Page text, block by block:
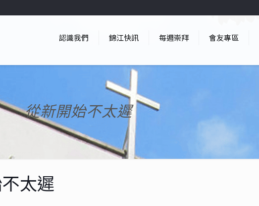
認識我們 錦江快訊 每週崇拜 會友專區
從新開始不太遲
太遲